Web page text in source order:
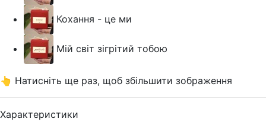
Кохання - це ми
Мій світ зігрітий тобою
👆 Натисніть ще раз, щоб збільшити зображення
Характеристики